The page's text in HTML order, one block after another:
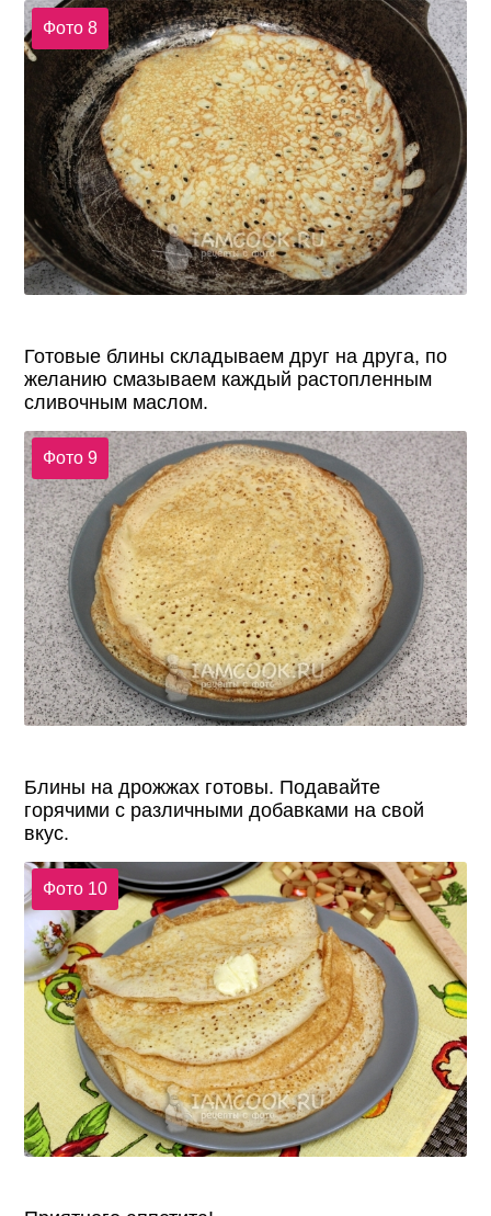
Фото 8
Готовые блины складываем друг на друга, по
желанию смазываем каждый растопленным
сливочным маслом.
Фото 9
Блины на дрожжах готовы. Подавайте
горячими с различными добавками на свой
вкус.
Фото 10